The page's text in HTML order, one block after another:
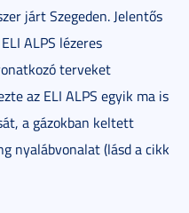
járt Szegeden. Jelentős
ALPS lézeres
terveket
az ELI ALPS egyik ma is
a gázokban keltett
nyalábvonalat (lásd a cikk